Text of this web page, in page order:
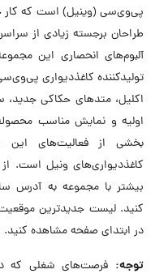
طراحان برجسته زیادی از
آلبوم‌های انحصاری این
تولیدکننده کاغذدیواری
اکلیل، متدهای حکاکی جدید،
اولیه و نمایش مناسب
بخشی از فعالیت‌های
کاغذدیواری‌های ونیل است.
کنید. لیست جدیدترین
در ابتدای صفحه مشاهده کنید.
توجه: فرصت‌های شغلی که